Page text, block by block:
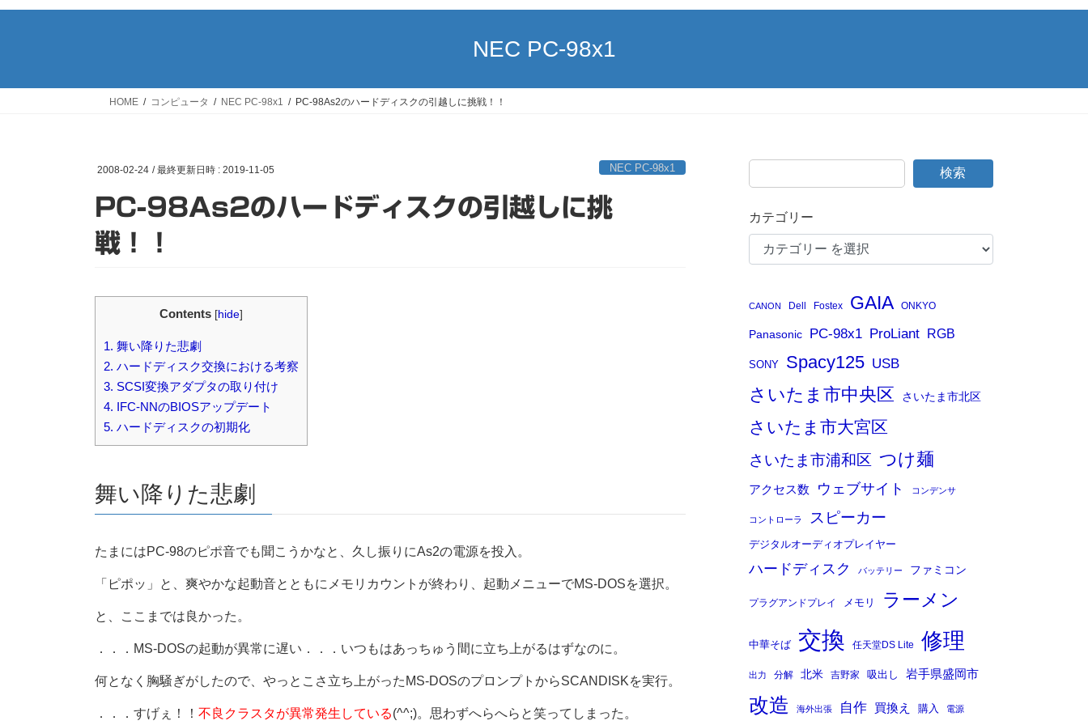
NEC PC-98x1
HOME コンピュータ NEC PC-98x1 PC-98As2のハードディスクの引越しに挑戦！！
2008-02-24 / 最終更新日時 : 2019-11-05 NEC PC-98x1
PC-98As2のハードディスクの引越しに挑
戦！！
Contents [hide]
1. 舞い降りた悲劇
2. ハードディスク交換における考察
3. SCSI変換アダプタの取り付け
4. IFC-NNのBIOSアップデート
5. ハードディスクの初期化
舞い降りた悲劇
たまにはPC-98のピポ音でも聞こうかなと、久し振りにAs2の電源を投入。
「ピポッ」と、爽やかな起動音とともにメモリカウントが終わり、起動メニューでMS-DOSを選択。
と、ここまでは良かった。
．．．MS-DOSの起動が異常に遅い．．．いつもはあっちゅう間に立ち上がるはずなのに。
何となく胸騒ぎがしたので、やっとこさ立ち上がったMS-DOSのプロンプトからSCANDISKを実行。
．．．すげぇ！！ 不良クラスタが異常発生している(^^;)。思わずへらへらと笑ってしまった。
検索
カテゴリー
CANON Dell Fostex GAIA ONKYO
Panasonic PC-98x1 ProLiant RGB
SONY Spacy125 USB
さいたま市中央区 さいたま市北区
さいたま市大宮区
さいたま市浦和区 つけ麺
アクセス数 ウェブサイト コンデンサ
コントローラ スピーカー
デジタルオーディオプレイヤー
ハードディスク バッテリー ファミコン
プラグアンドプレイ メモリ ラーメン
中華そば 交換 任天堂DS Lite 修理
出力 分解 北米 吉野家 吸出し 岩手県盛岡市
改造 海外出張 自作 買換え 購入 電源